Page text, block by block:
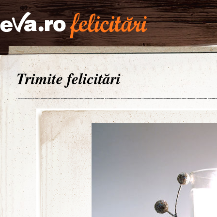
Trimite felicitări